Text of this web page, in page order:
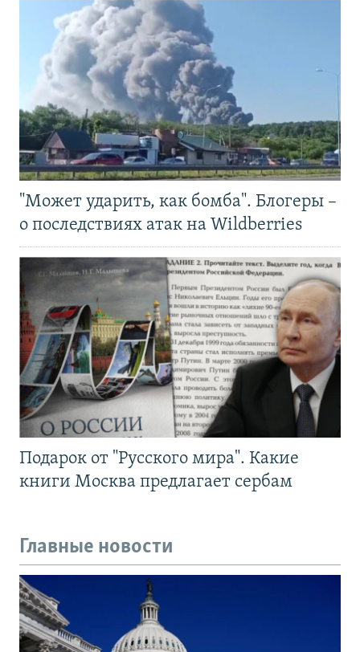
"Может ударить, как бомба". Блогеры –
о последствиях атак на Wildberries
Подарок от "Русского мира". Какие
книги Москва предлагает сербам
Главные новости